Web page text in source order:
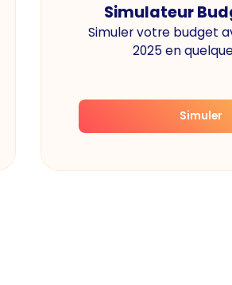
Simulateur
Simuler votre budget
2025 en
Simuler